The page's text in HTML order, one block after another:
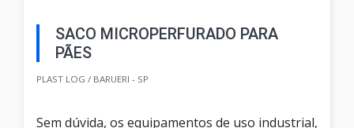
SACO MICROPERFURADO PARA
PÃES
PLAST LOG / BARUERI - SP
Sem dúvida, os equipamentos de uso industrial,